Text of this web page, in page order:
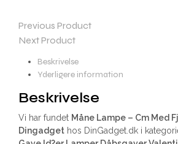
Previous Product
Next Product
Beskrivelse
Yderligere information
Beskrivelse
Vi har fundet Måne Lampe – Cm Med
Dingadget hos DinGadget.dk i